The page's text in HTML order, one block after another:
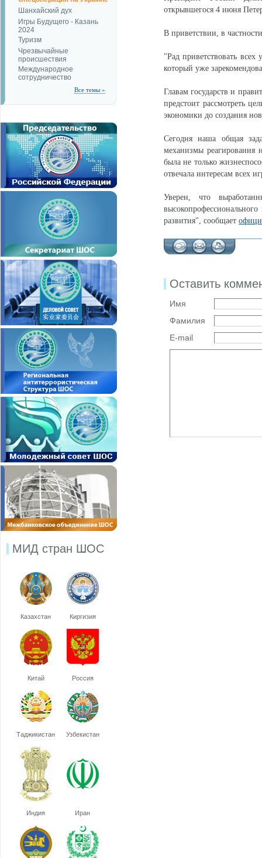
Шанхайский дух
Игры Будущего - Казань
2024
Туризм
Чрезвычайные
происшествия
Международное
сотрудничество
Все темы »
МИД стран ШОС
Казахстан Киргизия
Китай Россия
Таджикистан Узбекистан
Индия Иран
открывшегося 4 июня
В приветствии, в
"Рад приветствовать всех
который уже
Главам государств и
предстоит рассмотреть
экономики до создания
Сегодня наша общая
механизмы реагирования
была не только
отвечала интересам всех
Уверен, что
развития", сообщает
Оставить
Имя
Фамилия
E-mail